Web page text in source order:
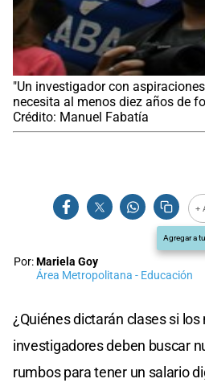
"Un investigador con
necesita al menos diez años de
Crédito: Manuel Fabatía
+
Agregar a
Por:Mariela Goy
Área Metropolitana - Educación
¿Quiénes dictarán clases si
investigadores deben buscar
rumbos para tener un salario